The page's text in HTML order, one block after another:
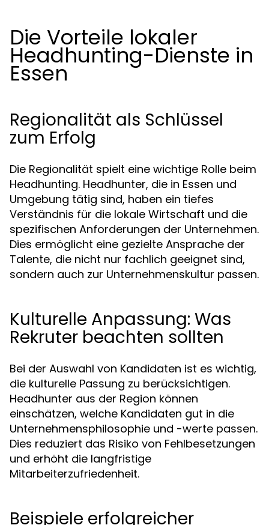
Die Vorteile lokaler
Headhunting-Dienste in
Essen
Regionalität als Schlüssel
zum Erfolg
Die Regionalität spielt eine wichtige Rolle beim
Headhunting. Headhunter, die in Essen und
Umgebung tätig sind, haben ein tiefes
Verständnis für die lokale Wirtschaft und die
spezifischen Anforderungen der Unternehmen.
Dies ermöglicht eine gezielte Ansprache der
Talente, die nicht nur fachlich geeignet sind,
sondern auch zur Unternehmenskultur passen.
Kulturelle Anpassung: Was
Rekruter beachten sollten
Bei der Auswahl von Kandidaten ist es wichtig,
die kulturelle Passung zu berücksichtigen.
Headhunter aus der Region können
einschätzen, welche Kandidaten gut in die
Unternehmensphilosophie und -werte passen.
Dies reduziert das Risiko von Fehlbesetzungen
und erhöht die langfristige
Mitarbeiterzufriedenheit.
Beispiele erfolgreicher